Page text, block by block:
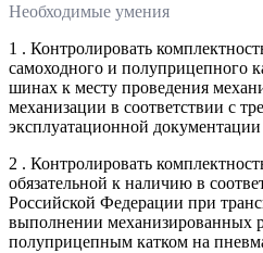
Необходимые умения
1 . Контролировать
самоходного и полуприцепного
шинах к месту проведения
механизации в соответствии с
эксплуатационной документации
2 . Контролировать
обязательной к наличию в
Российской Федерации при
выполнении механизированных
полуприцепным катком на